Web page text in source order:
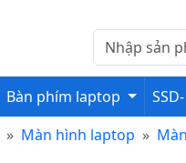
Bàn phím laptop
Màn hình laptop